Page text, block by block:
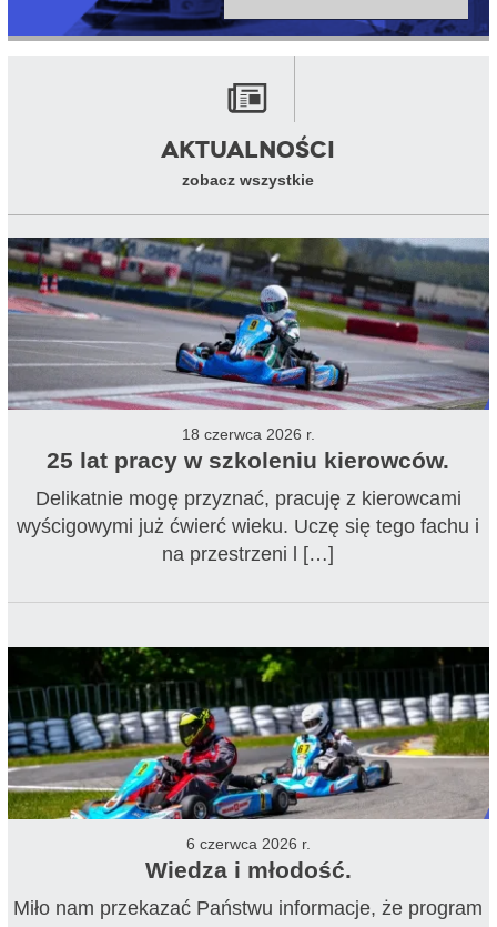
Aktualności
zobacz wszystkie
18 czerwca 2026 r.
25 lat pracy w szkoleniu kierowców.
Delikatnie mogę przyznać, pracuję z kierowcami
wyścigowymi już ćwierć wieku. Uczę się tego fachu i
na przestrzeni l […]
6 czerwca 2026 r.
Wiedza i młodość.
Miło nam przekazać Państwu informacje, że program